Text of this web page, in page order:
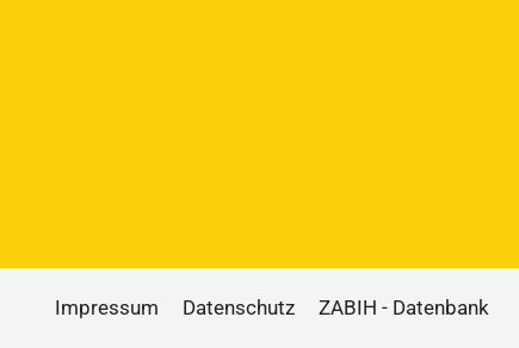
Impressum Datenschutz ZABIH - Datenbank